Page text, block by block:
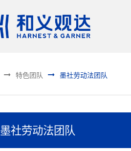
 特色团队  墨社劳动法团队
墨社劳动法团队